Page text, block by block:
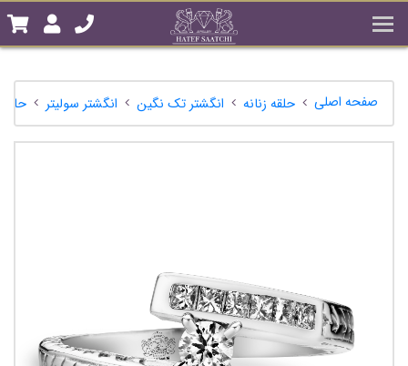
صفحه اصلی حلقه زنانه انگشتر تک نگین انگشتر سولیتر حلقه